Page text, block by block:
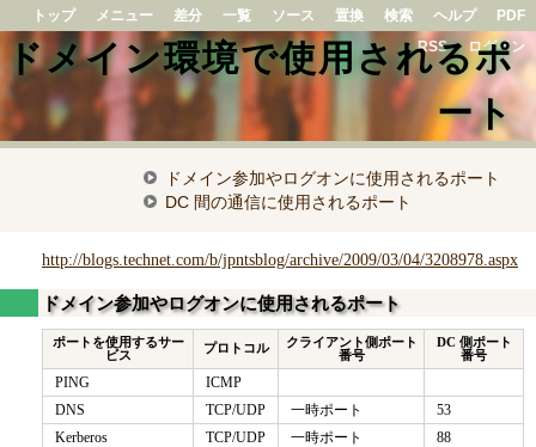
トップ メニュー 差分 一覧 ソース 置換 検索 ヘルプ
PDF
RSS
ログイン
ドメイン環境で使用されるポ
ート
ドメイン参加やログオンに使用されるポート
DC 間の通信に使用されるポート
http://blogs.technet.com/b/jpntsblog/archive/2009/03/04/3208978.aspx
ドメイン参加やログオンに使用されるポート
ポートを使用するサー
ビス
プロトコル
クライアント側ポート
番号
DC 側ポート
番号
PING
ICMP
DNS
TCP/UDP 一時ポート
53
Kerberos
TCP/UDP 一時ポート
88